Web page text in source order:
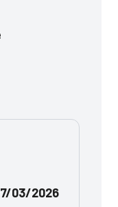
03/2026